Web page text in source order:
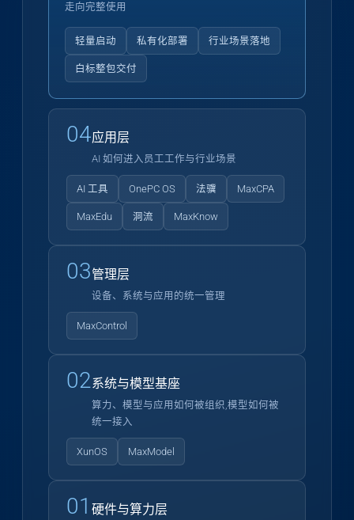
04应用层
AI 如何进入员工工作与行业场景
AI 工具 OnePC OS 法骥 MaxCPA
MaxEdu 洞流 MaxKnow
03管理层
设备、系统与应用的统一管理
MaxControl
02系统与模型基座
算力、模型与应用如何被组织,模型如何被
统一接入
XunOS MaxModel
01 硬件与算力层
走向完整使用
轻量启动 私有化部署 行业场景落地
白标整包交付